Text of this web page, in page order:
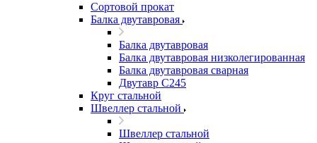
Сортовой прокат
Балка двутавровая
Балка двутавровая
Балка двутавровая низколегированная
Балка двутавровая сварная
Двутавр С245
Круг стальной
Швеллер стальной
Швеллер стальной